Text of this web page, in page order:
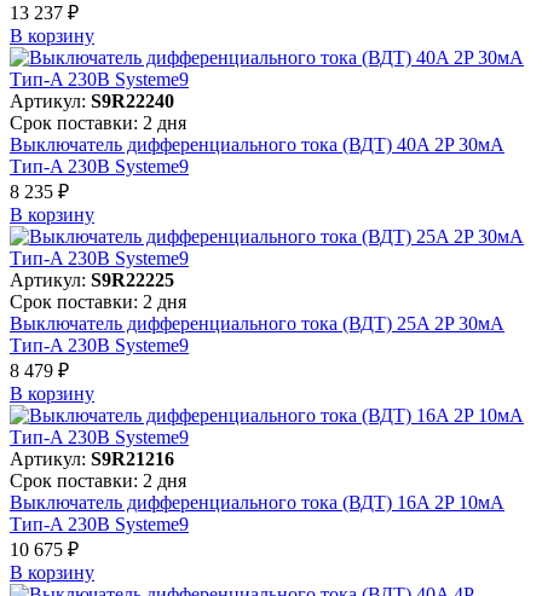
13 237 ₽
В корзинy
Артикул: S9R22240
Срок поставки: 2 дня
Выключатель дифференциального тока (ВДТ) 40A 2P 30мА
Тип-A 230В Systeme9
8 235 ₽
В корзинy
Артикул: S9R22225
Срок поставки: 2 дня
Выключатель дифференциального тока (ВДТ) 25A 2P 30мА
Тип-A 230В Systeme9
8 479 ₽
В корзинy
Артикул: S9R21216
Срок поставки: 2 дня
Выключатель дифференциального тока (ВДТ) 16A 2P 10мА
Тип-A 230В Systeme9
10 675 ₽
В корзинy